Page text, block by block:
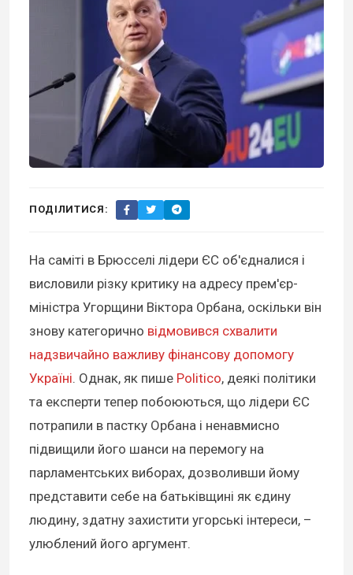
ПОДІЛИТИСЯ:
На саміті в Брюсселі лідери ЄС об'єдналися і
висловили різку критику на адресу прем'єр-
міністра Угорщини Віктора Орбана, оскільки він
знову категорично відмовився схвалити
надзвичайно важливу фінансову допомогу
Україні. Однак, як пише Politico, деякі політики
та експерти тепер побоюються, що лідери ЄС
потрапили в пастку Орбана і ненавмисно
підвищили його шанси на перемогу на
парламентських виборах, дозволивши йому
представити себе на батьківщині як єдину
людину, здатну захистити угорські інтереси, –
улюблений його аргумент.